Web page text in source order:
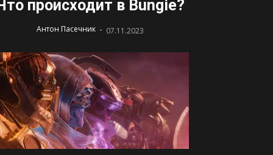
происходит в Bungie?
Антон Пасечник - 07.11.2023